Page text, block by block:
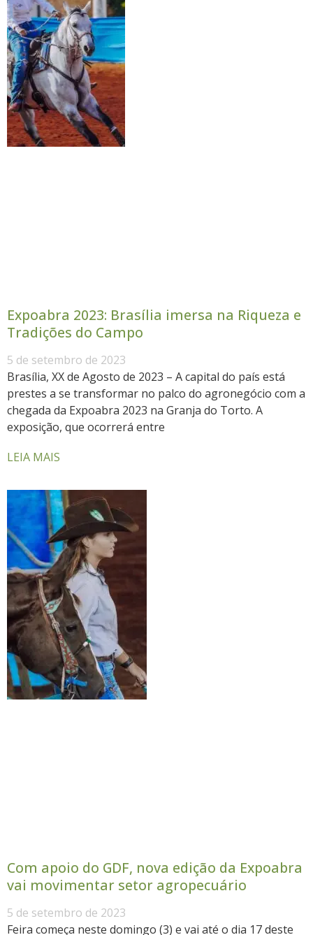
Expoabra 2023: Brasília imersa na Riqueza e
Tradições do Campo
5 de setembro de 2023
Brasília, XX de Agosto de 2023 – A capital do país está
prestes a se transformar no palco do agronegócio com a
chegada da Expoabra 2023 na Granja do Torto. A
exposição, que ocorrerá entre
LEIA MAIS
Com apoio do GDF, nova edição da Expoabra
vai movimentar setor agropecuário
5 de setembro de 2023
Feira começa neste domingo (3) e vai até o dia 17 deste